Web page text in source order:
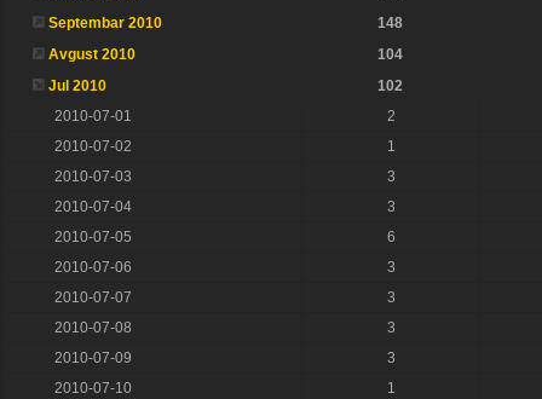
Septembar 2010
148
Avgust 2010
104
Jul 2010
102
2010-07-01
2
2010-07-02
1
2010-07-03
3
2010-07-04
3
2010-07-05
6
2010-07-06
3
2010-07-07
3
2010-07-08
3
2010-07-09
3
2010-07-10
1